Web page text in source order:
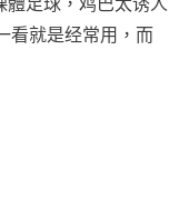
看就是经常用，而